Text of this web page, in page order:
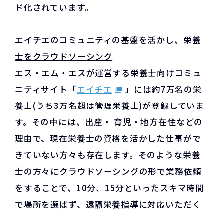
ド化されています。
エイチエのコミュニティの基盤を活かし、栄養
士をクラウドソーシング
エス・エム・エスが運営する栄養士向けコミュ
ニティサイト「エイチエ
」には約7万名の栄
養士(うち3万名超は管理栄養士)が登録していま
す。その中には、出産・ 育児・地方在住などの
理由で、現在栄養士の資格を活かした仕事がで
きていない方々も存在します。そのような栄養
士の方々にクラウドソーシングの形で業務依頼
をすることで、10分、15分といったスキマ時間
で場所を選ばず、遠隔栄養指導に対応いただく